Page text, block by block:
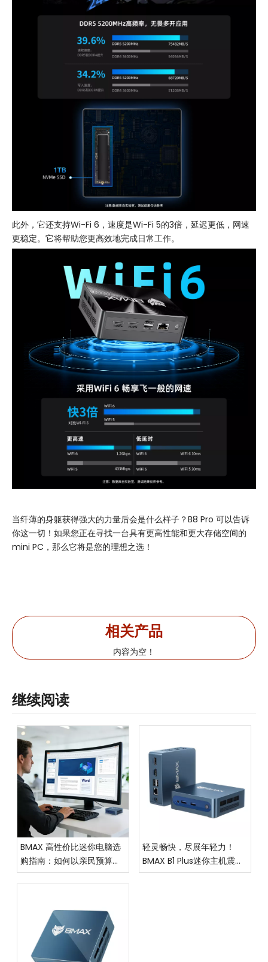
此外，它还支持Wi-Fi 6，速度是Wi-Fi 5的3倍，延迟更低，网速
更稳定。它将帮助您更高效地完成日常工作。
当纤薄的身躯获得强大的力量后会是什么样子？B8 Pro 可以告诉
你这一切！如果您正在寻找一台具有更高性能和更大存储空间的
mini PC，那么它将是您的理想之选！
相关产品
内容为空！
继续阅读
BMAX 高性价比迷你电脑选
购指南：如何以亲民预算，
拿下优质体验？
轻灵畅快，尽展年轻力！
BMAX B1 Plus迷你主机震撼
上市，重塑高效生活新范式